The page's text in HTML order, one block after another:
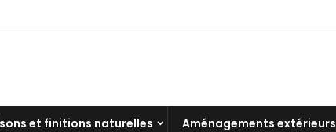
et finitions naturelles Aménagements extérieurs